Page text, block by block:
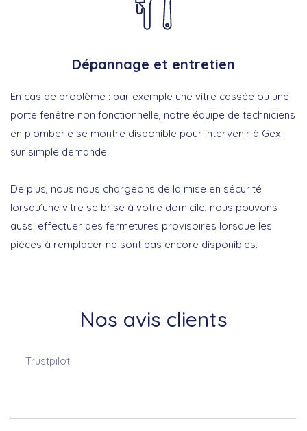
Dépannage et entretien
En cas de problème : par exemple une vitre cassée ou une
porte fenêtre non fonctionnelle, notre équipe de techniciens
en plomberie se montre disponible pour intervenir à Gex
sur simple demande.
De plus, nous nous chargeons de la mise en sécurité
lorsqu’une vitre se brise à votre domicile, nous pouvons
aussi effectuer des fermetures provisoires lorsque les
pièces à remplacer ne sont pas encore disponibles.
Nos avis clients
Trustpilot